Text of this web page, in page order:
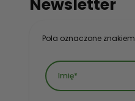
Newsletter
Pola oznaczone znakiem